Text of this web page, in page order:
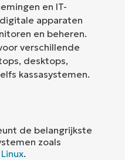
en IT-
apparaten
en beheren.
verschillende
desktops,
kassasystemen.
de belangrijkste
zoals
Linux.